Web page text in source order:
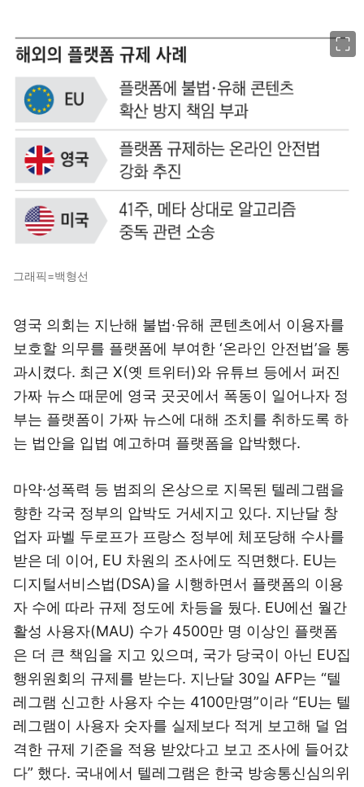
그래픽=백형선
영국 의회는 지난해 불법·유해 콘텐츠에서 이용자를
보호할 의무를 플랫폼에 부여한 ‘온라인 안전법’을 통
과시켰다. 최근 X(옛 트위터)와 유튜브 등에서 퍼진
가짜 뉴스 때문에 영국 곳곳에서 폭동이 일어나자 정
부는 플랫폼이 가짜 뉴스에 대해 조치를 취하도록 하
는 법안을 입법 예고하며 플랫폼을 압박했다.
마약·성폭력 등 범죄의 온상으로 지목된 텔레그램을
향한 각국 정부의 압박도 거세지고 있다. 지난달 창
업자 파벨 두로프가 프랑스 정부에 체포당해 수사를
받은 데 이어, EU 차원의 조사에도 직면했다. EU는
디지털서비스법(DSA)을 시행하면서 플랫폼의 이용
자 수에 따라 규제 정도에 차등을 뒀다. EU에선 월간
활성 사용자(MAU) 수가 4500만 명 이상인 플랫폼
은 더 큰 책임을 지고 있으며, 국가 당국이 아닌 EU집
행위원회의 규제를 받는다. 지난달 30일 AFP는 “텔
레그램 신고한 사용자 수는 4100만명”이라 “EU는 텔
레그램이 사용자 숫자를 실제보다 적게 보고해 덜 엄
격한 규제 기준을 적용 받았다고 보고 조사에 들어갔
다” 했다. 국내에서 텔레그램은 한국 방송통신심의위